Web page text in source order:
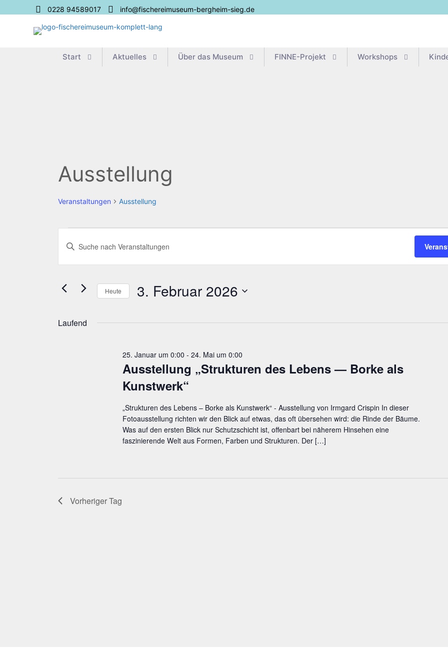
0228 94589017 info@fischereimuseum-bergheim-sieg.de
Start Aktu­el­les Über das Museum FIN­­NE-Pro­­jekt Work­shops
Ausstellung
Veranstaltungen Ausstellung
Veranstaltungen
für
3.
Februar
2026
Veranstaltungen
Suche
und
Ansichten,
Navigation
Bitte
Schlüsselwort
eingeben.
nach
VeranstaltungenHeute 3. Februar 2026
Laufend
Aus­stel­lung „Struk­tu­ren des Lebens — Bor­ke als
Kunstwerk“
25. Januar um 0:00 -24. Mai um 0:00
„Strukturen des Lebens – Borke als Kunstwerk“ - Ausstellung von Irmgard Crispin In dieser
Fotoausstellung richten wir den Blick auf etwas, das oft übersehen wird: die Rinde der Bäume.
Was auf den ersten Blick nur Schutzschicht ist, offenbart bei näherem Hinsehen eine
faszinierende Welt aus Formen, Farben und Strukturen. Der […]
Vorheriger Tag